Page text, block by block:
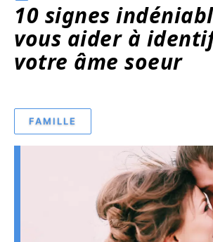
10 signes
vous aider à
votre âme soeur
FAMILLE